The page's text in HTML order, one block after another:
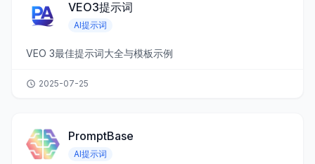
VEO3提示词
AI提示词
VEO 3最佳提示词大全与模板示例
2025-07-25
PromptBase
AI提示词